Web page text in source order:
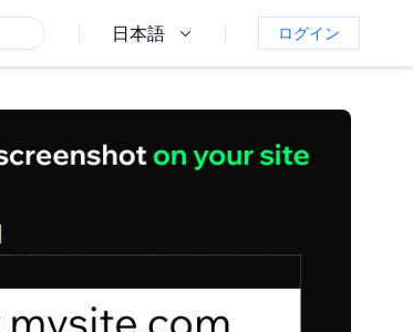
日本語 ログイン